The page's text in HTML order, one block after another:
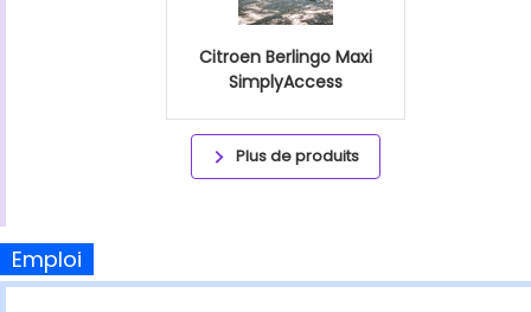
Citroen Berlingo Maxi
SimplyAccess
Plus de produits
Emploi